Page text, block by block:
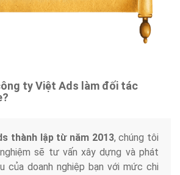
ty Việt Ads làm đối tác
thành lập từ năm 2013, chúng tôi
sẽ tư vấn xây dựng và phát
của doanh nghiệp bạn với mức chi